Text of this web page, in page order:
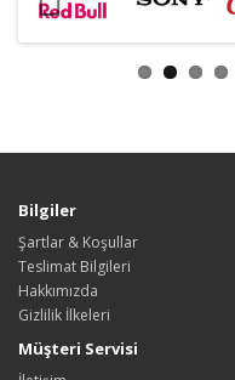
Bilgiler
Şartlar & Koşullar
Teslimat Bilgileri
Hakkımızda
Gizlilik İlkeleri
Müşteri Servisi